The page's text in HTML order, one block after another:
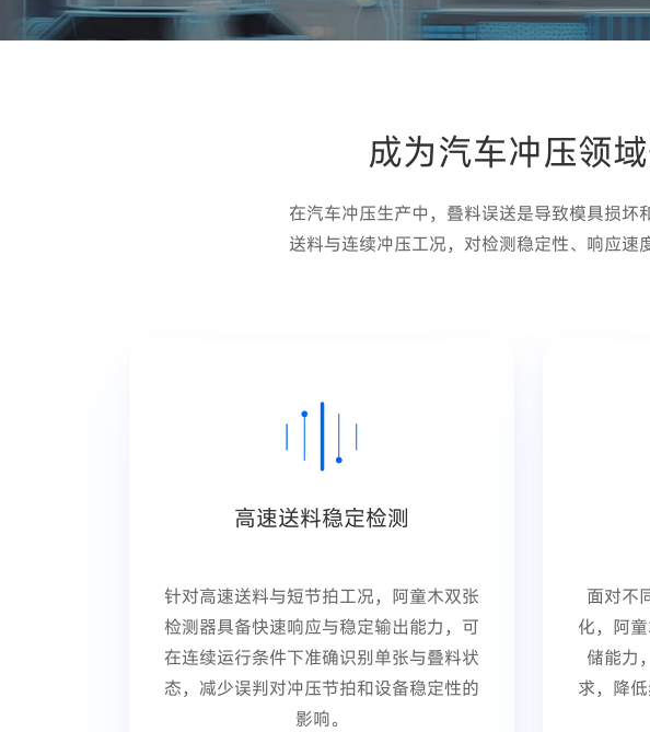
成为汽车冲压领
在汽车冲压生产中，叠料误送是导致模具损
送料与连续冲压工况，对检测稳定性、响应
高速送料稳定检测
针对高速送料与短节拍工况，阿童木双张
检测器具备快速响应与稳定输出能力，可
在连续运行条件下准确识别单张与叠料状
态，减少误判对冲压节拍和设备稳定性的
影响。
面对不
化，阿
储能力
求，降